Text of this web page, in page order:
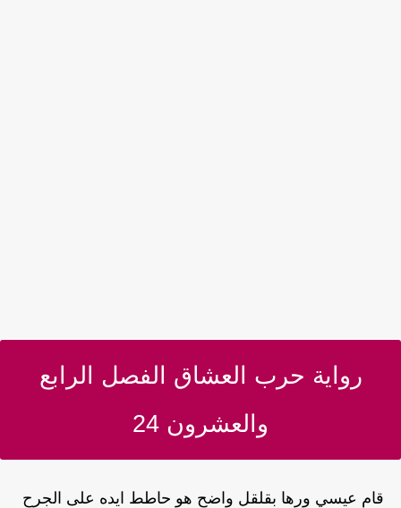
رواية حرب العشاق الفصل الرابع
والعشرون 24
قام عيسي ورها بقلقل واضح هو حاطط ايده على الجرح